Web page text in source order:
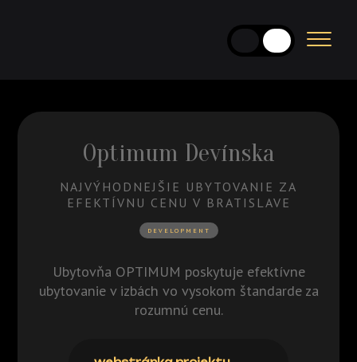
Úvod
Naše projekty
Optimum Devínska
NAJVÝHODNEJŠIE UBYTOVANIE ZA
EFEKTÍVNU CENU V BRATISLAVE
DEVELOPMENT
Ubytovňa OPTIMUM poskytuje efektívne
ubytovanie v izbách vo vysokom štandarde za
rozumnú cenu.